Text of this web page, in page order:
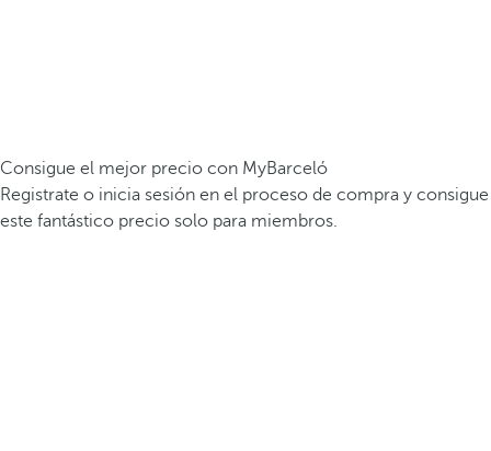
Consigue el mejor precio con MyBarceló
Registrate o inicia sesión en el proceso de compra y consigue
este fantástico precio solo para miembros.